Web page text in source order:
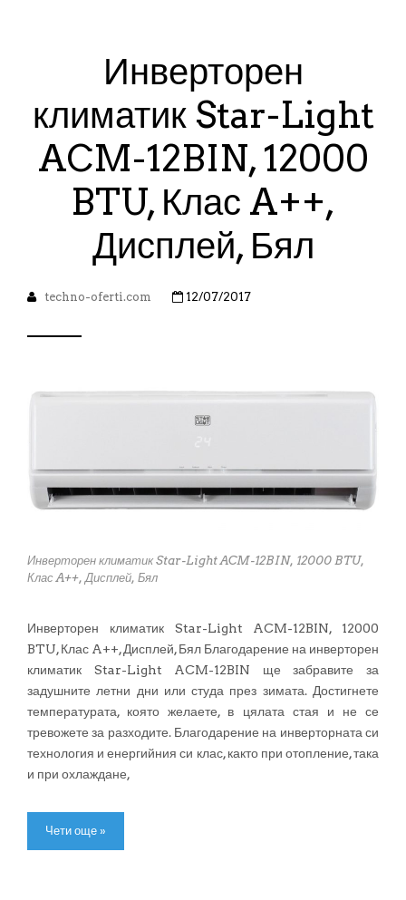
Инверторен
климатик Star-Light
ACM-12BIN, 12000
BTU, Клас A++,
Дисплей, Бял
techno-oferti.com 12/07/2017
Инверторен климатик Star-Light ACM-12BIN, 12000 BTU,
Клас A++, Дисплей, Бял
Инверторен климатик Star-Light ACM-12BIN, 12000
BTU, Клас A++, Дисплей, Бял Благодарение на инверторен
климатик Star-Light ACM-12BIN ще забравите за
задушните летни дни или студа през зимата. Достигнете
температурата, която желаете, в цялата стая и не се
тревожете за разходите. Благодарение на инверторната си
технология и енергийния си клас, както при отопление, така
и при охлаждане,
Чети още »